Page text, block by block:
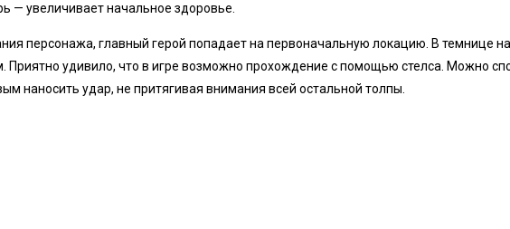
— увеличивает начальное здоровье.
персонажа, главный герой попадает на первоначальную локацию. В темнице
Приятно удивило, что в игре возможно прохождение с помощью стелса. Можно
наносить удар, не притягивая внимания всей остальной толпы.